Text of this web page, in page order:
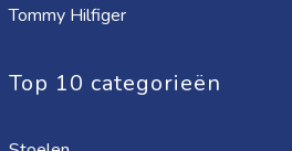
Tommy Hilfiger
Top 10 categorieën